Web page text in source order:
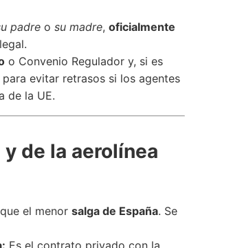
padre o su madre, oficialmente
o Convenio Regulador y, si es
evitar retrasos si los agentes
de la UE.
de la aerolínea
el menor salga de España. Se
Es el contrato privado con la